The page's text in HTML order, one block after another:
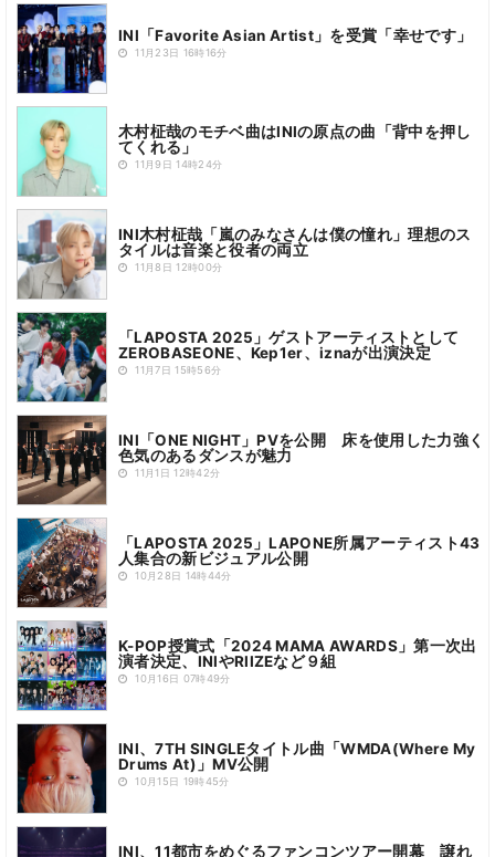
INI「Favorite Asian Artist」を受賞「幸せです」
11月23日 16時16分
木村柾哉のモチベ曲はINIの原点の曲「背中を押し
てくれる」
11月9日 14時24分
INI木村柾哉「嵐のみなさんは僕の憧れ」理想のス
タイルは音楽と役者の両立
11月8日 12時00分
「LAPOSTA 2025」ゲストアーティストとして
ZEROBASEONE、Kep1er、iznaが出演決定
11月7日 15時56分
INI「ONE NIGHT」PVを公開 床を使用した力強く
色気のあるダンスが魅力
11月1日 12時42分
「LAPOSTA 2025」LAPONE所属アーティスト43
人集合の新ビジュアル公開
10月28日 14時44分
K-POP授賞式「2024 MAMA AWARDS」第一次出
演者決定、INIやRIIZEなど９組
10月16日 07時49分
INI、7TH SINGLEタイトル曲「WMDA(Where My
Drums At)」MV公開
10月15日 19時45分
INI、11都市をめぐるファンコンツアー開幕 譲れ